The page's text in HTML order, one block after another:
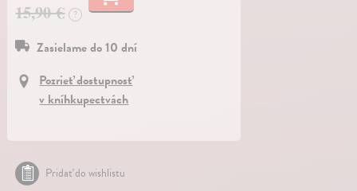
15,90 €
?
Zasielame do 10 dní
Pozrieť dostupnosť
v kníhkupectvách
Pridať do wishlistu